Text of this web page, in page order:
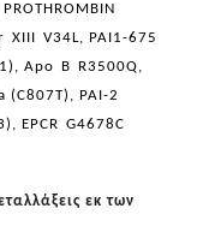
PROTHROMBIN
XIII V34L, PAI1-675
Apo B R3500Q,
(C807T), PAI-2
EPCR G4678C
εκ των